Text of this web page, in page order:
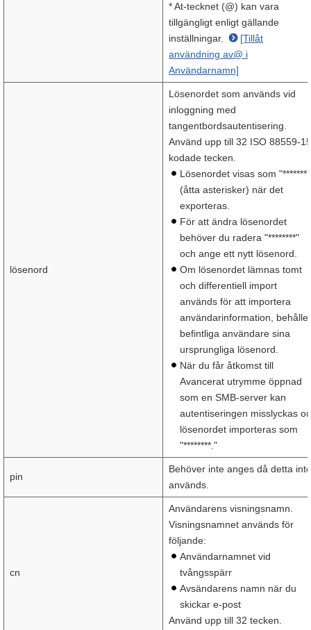
* At-tecknet (@) kan vara
tillgängligt enligt gällande
inställningar.
[Tillåt
användning av@ i
Användarnamn]
lösenord
Lösenordet som används vid
inloggning med
tangentbordsautentisering.
Använd upp till 32 ISO 88559-15
kodade tecken.
Lösenordet visas som
(åtta asterisker) när det
exporteras.
För att ändra lösenordet
behöver du radera "********"
och ange ett nytt lösenord.
Om lösenordet lämnas tomt
och differentiell import
används för att importera
användarinformation, behåller
befintliga användare sina
ursprungliga lösenord.
När du får åtkomst till
Avancerat utrymme öppnad
som en SMB-server kan
autentiseringen misslyckas
lösenordet importeras som
"********."
pin
Behöver inte anges då detta inte
används.
cn
Användarens visningsnamn.
Visningsnamnet används för
följande:
Användarnamnet vid
tvångsspärr
Avsändarens namn när du
skickar e-post
Använd upp till 32 tecken.